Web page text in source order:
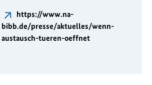
https://www.na-
bibb.de/presse/aktuelles/wenn-
austausch-tueren-oeffnet